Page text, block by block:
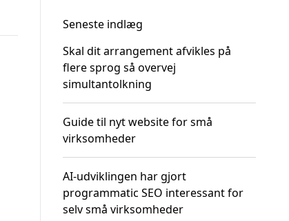
Seneste indlæg
Skal dit arrangement afvikles på
flere sprog så overvej
simultantolkning
Guide til nyt website for små
virksomheder
AI-udviklingen har gjort
programmatic SEO interessant for
selv små virksomheder